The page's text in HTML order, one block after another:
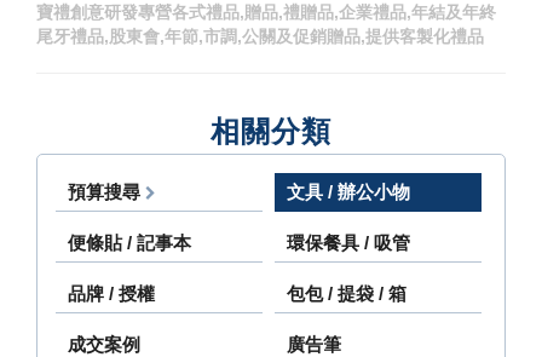
寶禮創意研發專營各式禮品,贈品,禮贈品,企業禮品,年結及年終
尾牙禮品,股東會,年節,市調,公關及促銷贈品,提供客製化禮品
相關分類
預算搜尋 文具 / 辦公小物
便條貼 / 記事本 環保餐具 / 吸管
品牌 / 授權 包包 / 提袋 / 箱
成交案例 廣告筆